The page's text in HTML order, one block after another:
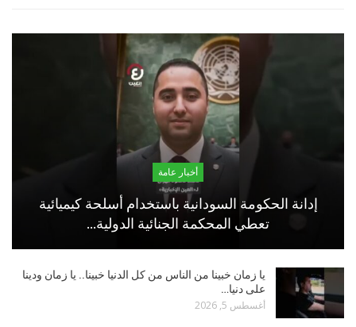
أخبار عامة
إدانة الحكومة السودانية باستخدام أسلحة كيميائية
تعطي المحكمة الجنائية الدولية…
يا زمان خبينا من الناس من كل الدنيا خبينا.. يا زمان ودينا
على دنيا…
أغسطس 5, 2026